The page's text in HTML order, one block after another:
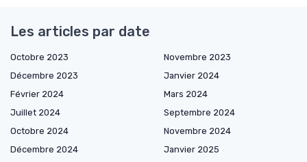
Les articles par date
Octobre 2023
Novembre 2023
Décembre 2023
Janvier 2024
Février 2024
Mars 2024
Juillet 2024
Septembre 2024
Octobre 2024
Novembre 2024
Décembre 2024
Janvier 2025